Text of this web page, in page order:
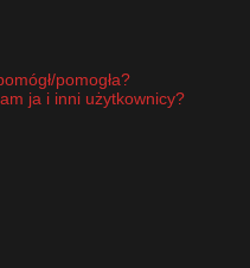
pomogła?
ja i inni użytkownicy?